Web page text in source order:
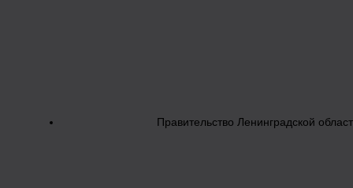
Правительство Ленинградской